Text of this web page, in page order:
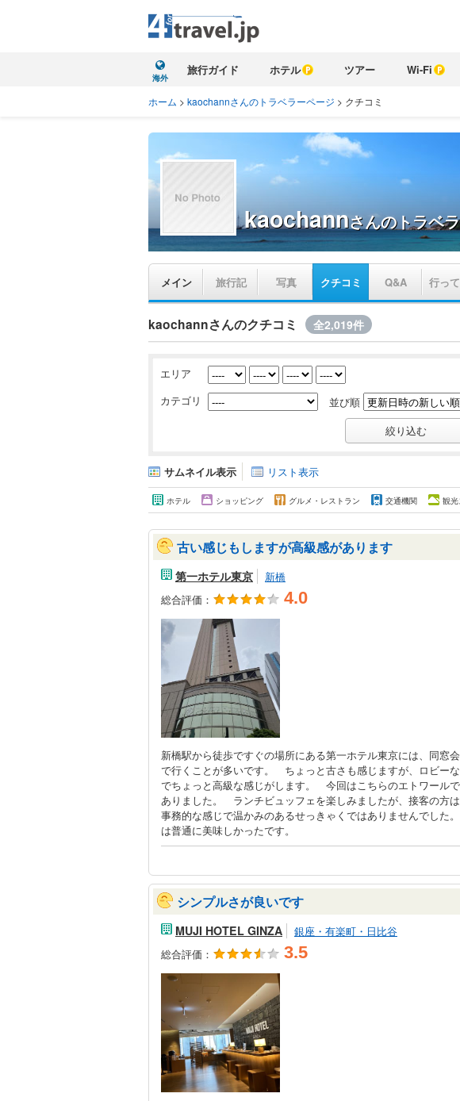
海外
旅行ガイド ホテル ツアー Wi-Fi
ホーム > kaochannさんのトラベラーページ > クチコミ
kaochannさんのトラベ
メイン 旅行記 写真 クチコミ Q&A 行っ
kaochannさんのクチコミ 全2,019件
エリア
カテゴリ
並び順
サムネイル表示 リスト表示
ホテル ショッピング グルメ・レストラン 交通機関 観光
古い感じもしますが高級感があります
第一ホテル東京
新橋
総合評価：
4.0
新橋駅から徒歩ですぐの場所にある第一ホテル東京には、同窓
で行くことが多いです。 ちょっと古さも感じますが、ロビー
でちょっと高級な感じがします。 今回はこちらのエトワール
ありました。 ランチビュッフェを楽しみましたが、接客の方
事務的な感じで温かみのあるせっきゃくではありませんでした
は普通に美味しかったです。
シンプルさが良いです
MUJI HOTEL GINZA
銀座・有楽町・日比谷
総合評価：
3.5